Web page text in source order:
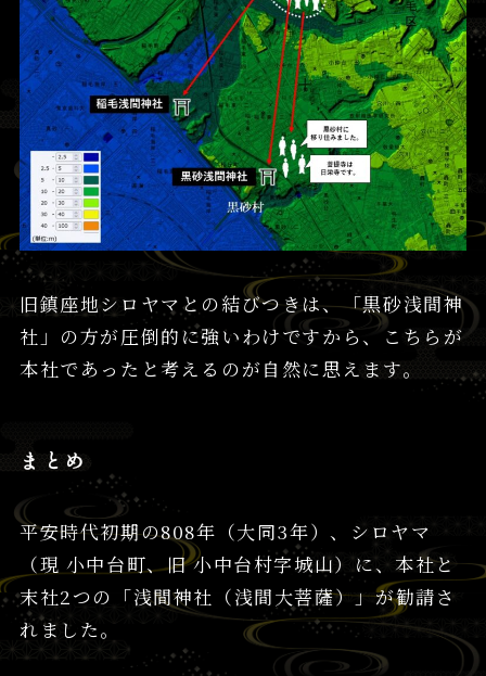
旧鎮座地シロヤマとの結びつきは、「黒砂浅間神
社」の方が圧倒的に強いわけですから、こちらが
本社であったと考えるのが自然に思えます。
まとめ
平安時代初期の808年（大同3年）、シロヤマ
（現 小中台町、旧 小中台村字城山）に、本社と
末社2つの「浅間神社（浅間大菩薩）」が勧請さ
れました。